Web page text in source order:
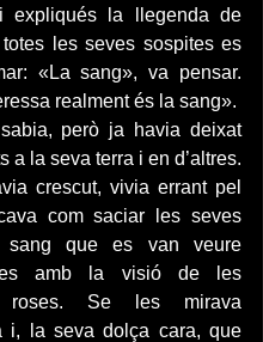
expliqués la llegenda de
les seves sospites es
«La sang», va pensar.
realment és la sang».
però ja havia deixat
a la seva terra i en d’altres.
crescut, vivia errant pel
com saciar les seves
sang que es van veure
amb la visió de les
roses. Se les mirava
i, la seva dolça cara, que